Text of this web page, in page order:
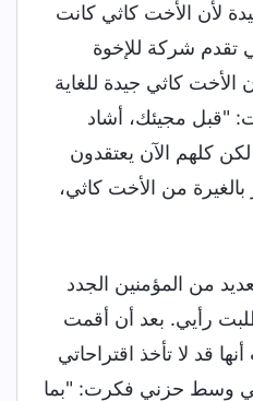
لأن الأخت كاثي كانت
تقدم شركة للإخوة
كاثي جيدة للغاية
"قبل مجيئك، أشاد
كلهم الآن يعتقدون
من الأخت كاثي،
من المؤمنين الجدد
رأيي. بعد أن أقمت
قد لا تأخذ اقتراحاتي
في وسط حزني فكرت: "بما